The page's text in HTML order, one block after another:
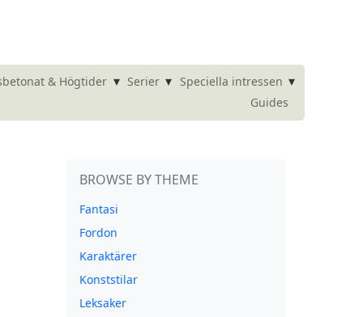
& Högtider ▾ Serier ▾ Speciella intressen ▾
Guides
BROWSE BY THEME
Fantasi
Fordon
Karaktärer
Konststilar
Leksaker